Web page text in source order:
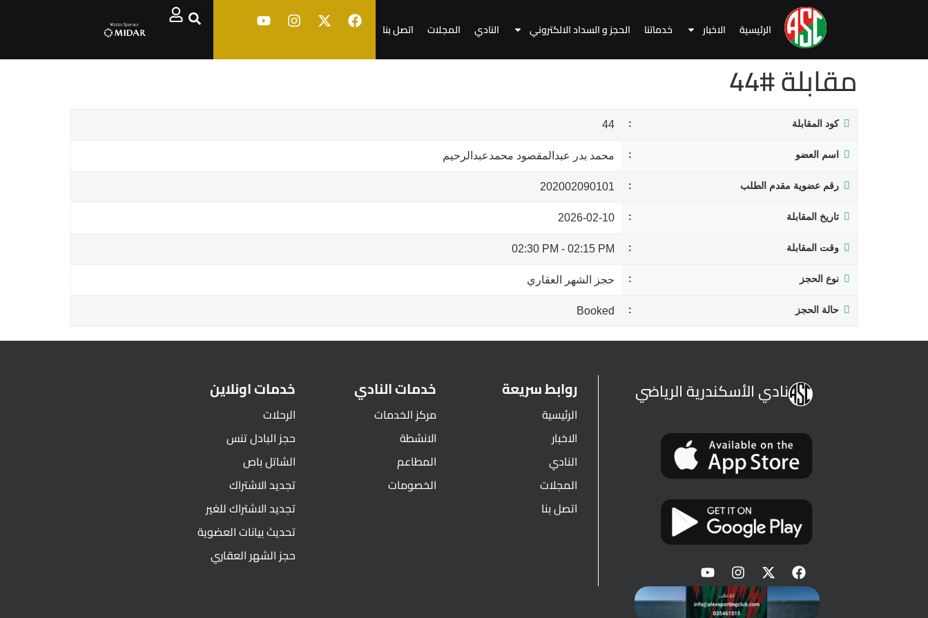
الرئيسية الاخبار خدماتنا الحجز و السداد الالكتروني النادي المجلات اتصل بنا
مقابلة #44
كود المقابلة 44
اسم العضو محمد بدر عبدالمقصود محمدعبدالرحيم
رقم عضوية مقدم الطلب 202002090101
تاريخ المقابلة 2026-02-10
وقت المقابلة 02:15 PM
-
02:30 PM
نوع الحجز حجز الشهر العقاري
حالة الحجز Booked
نادي الأسكندرية الرياضي روابط سريعة
الرئيسية
الاخبار
النادي
المجلات
اتصل بنا
خدمات النادي
مركز الخدمات
الانشطة
المطاعم
الخصومات
خدمات اونلاين
الرحلات
حجز البادل تنس
الشاتل باص
تجديد الاشتراك
تجديد الاشتراك للغير
تحديث بيانات العضوية
حجز الشهر العقاري